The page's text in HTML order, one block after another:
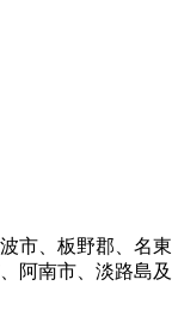
市、板野郡、名東
阿南市、淡路島及